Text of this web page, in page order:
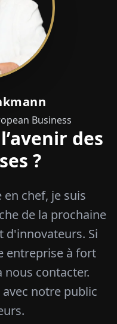
Business
des
?
chef, je suis
de la prochaine
d'innovateurs. Si
entreprise à fort
nous contacter.
notre public